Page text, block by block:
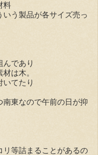
料
いう製品が各サイズ売っ
であり
は木。
いてたり
南東なので午前の日が抑
リ等詰まることがあるの